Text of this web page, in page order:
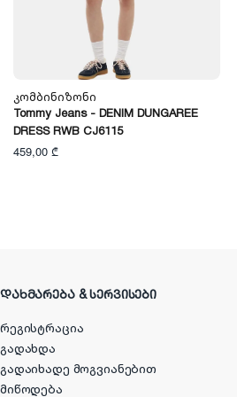
Კომბინიზონი
Tommy Jeans - DENIM DUNGAREE
DRESS RWB CJ6115
459,00 ₾
ᲓᲐᲮᲛᲐᲠᲔᲑᲐ & ᲡᲔᲠᲕᲘᲡᲔᲑᲘ
რეგისტრაცია
გადახდა
გადაიხადე მოგვიანებით
მიწოდება